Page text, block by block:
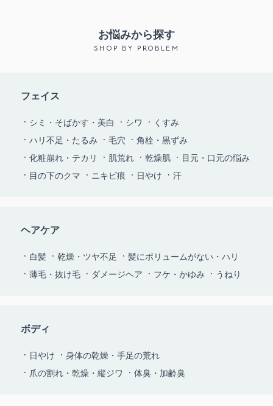
お悩みから探す
SHOP BY PROBLEM
フェイス
シミ・そばかす・美白 シワ
くすみ
ハリ不足・たるみ
毛穴
角栓・黒ずみ
化粧崩れ・テカリ
肌荒れ 乾燥肌
目元・口元の悩み
目の下のクマ
ニキビ痕 日やけ 汗
ヘアケア
白髪 乾燥・ツヤ不足
髪にボリュームがない・ハリ
薄毛・抜け毛
ダメージヘア フケ・かゆみ うねり
ボディ
日やけ
身体の乾燥・手足の荒れ
爪の割れ・乾燥・縦ジワ
体臭・加齢臭